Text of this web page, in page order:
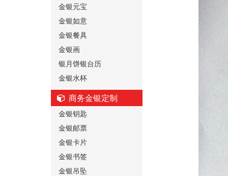
金银元宝
金银如意
金银餐具
金银画
银月饼银台历
金银水杯
商务金银定制
金银钥匙
金银邮票
金银卡片
金银书签
金银吊坠